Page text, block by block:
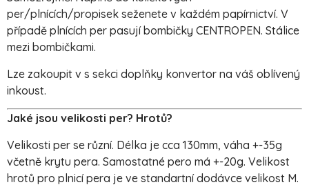
per/plnících/propisek seženete v každém papírnictví. V
případě plnících per pasují bombičky CENTROPEN. Stálice
mezi bombičkami.
Lze zakoupit v s sekci doplňky konvertor na váš oblívený
inkoust.
Jaké jsou velikosti per? Hrotů?
Velikosti per se různí. Délka je cca 130mm, váha +-35g
včetně krytu pera. Samostatné pero má +-20g. Velikost
hrotů pro plnicí pera je ve standartní dodávce velikost M.